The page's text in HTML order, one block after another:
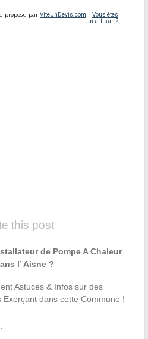
this post
de Pompe A Chaleur
l’ Aisne ?
Astuces & Infos sur des
Exerçant dans cette Commune !